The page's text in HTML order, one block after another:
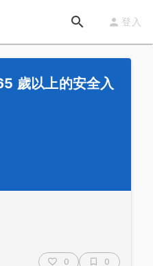
登入
歲以上的安全入
0 0